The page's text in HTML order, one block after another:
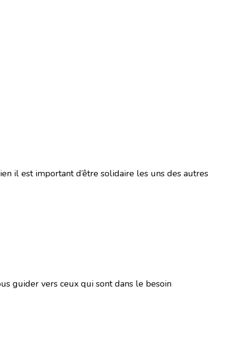
il est important d’être solidaire les uns des autres
guider vers ceux qui sont dans le besoin